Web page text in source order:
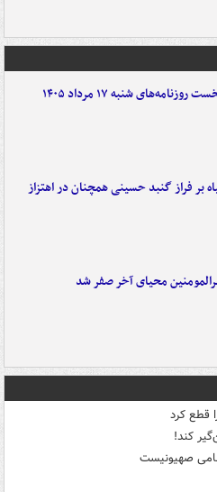
شنبه ۱۷ مرداد ۱۴۰۵
بر فراز گنبد حسینی همچنان در اهتزاز
محیای آخر صفر شد
قطع کرد
کند!
صهیونیست